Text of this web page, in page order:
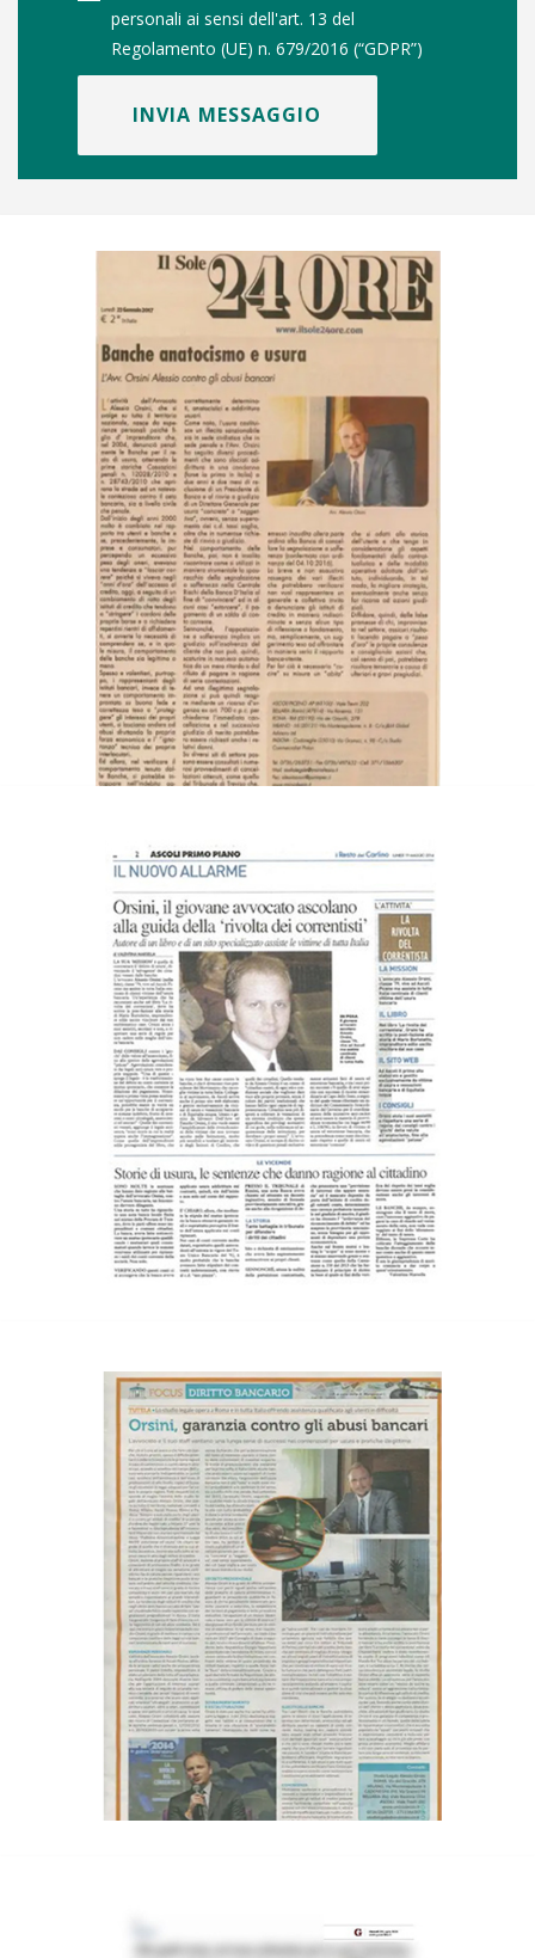
personali ai sensi dell'art. 13 del
Regolamento (UE) n. 679/2016 (“GDPR”)
INVIA MESSAGGIO